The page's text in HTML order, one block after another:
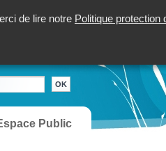
de lire notre Politique protection
Public